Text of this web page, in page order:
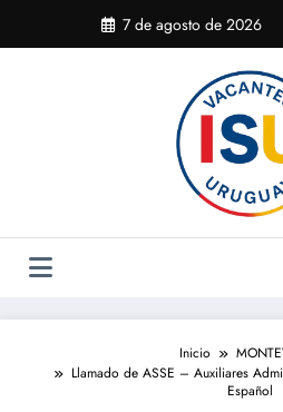
contenido
7 de agosto de 2026
Inicio
Llamado de ASSE – Auxiliares
Español